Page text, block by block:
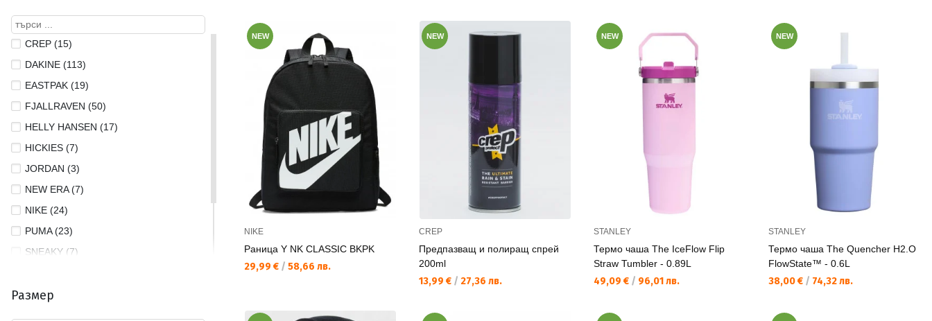
CREP (15)
DAKINE (113)
EASTPAK (19)
FJALLRAVEN (50)
HELLY HANSEN (17)
HICKIES (7)
JORDAN (3)
NEW ERA (7)
NIKE (24)
PUMA (23)
SNEAKY (7)
STANCE (16)
Размер
NEW
NIKE
Раница Y NK CLASSIC BKPK
Текуща цена:
29,99 € / 58,66 лв.
NEW
CREP
Предпазващ и полиращ спрей
200ml
Текуща цена:
13,99 € / 27,36 лв.
NEW
STANLEY
Термо чаша The IceFlow Flip
Straw Tumbler - 0.89L
Текуща цена:
49,09 € / 96,01 лв.
NEW
STANLEY
Термо чаша The Quencher H2.O
FlowState™ - 0.6L
Текуща цена:
38,00 € / 74,32 лв.